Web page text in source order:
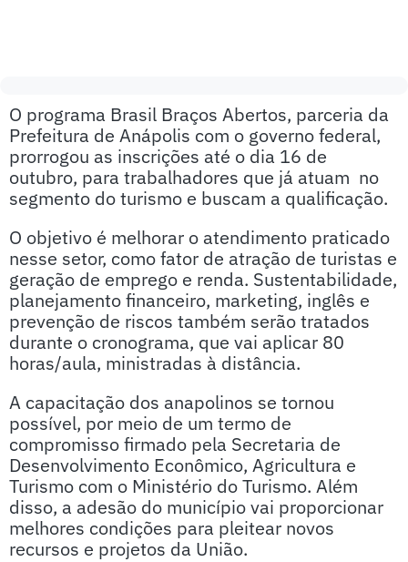
O programa Brasil Braços Abertos, parceria da
Prefeitura de Anápolis com o governo federal,
prorrogou as inscrições até o dia 16 de
outubro, para trabalhadores que já atuam no
segmento do turismo e buscam a qualificação.
O objetivo é melhorar o atendimento praticado
nesse setor, como fator de atração de turistas e
geração de emprego e renda. Sustentabilidade,
planejamento financeiro, marketing, inglês e
prevenção de riscos também serão tratados
durante o cronograma, que vai aplicar 80
horas/aula, ministradas à distância.
A capacitação dos anapolinos se tornou
possível, por meio de um termo de
compromisso firmado pela Secretaria de
Desenvolvimento Econômico, Agricultura e
Turismo com o Ministério do Turismo. Além
disso, a adesão do município vai proporcionar
melhores condições para pleitear novos
recursos e projetos da União.